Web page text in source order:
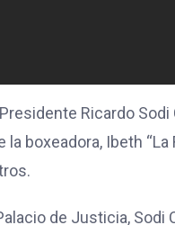
Ricardo
boxeadora, Ibeth
de Justicia,